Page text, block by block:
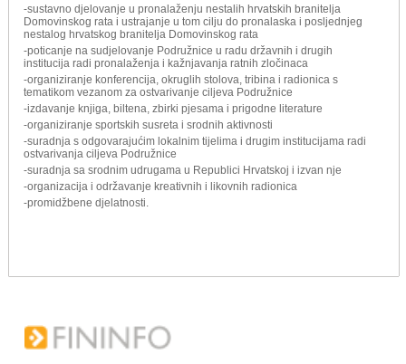
-sustavno djelovanje u pronalaženju nestalih hrvatskih branitelja
Domovinskog rata i ustrajanje u tom cilju do pronalaska i posljednjeg
nestalog hrvatskog branitelja Domovinskog rata
-poticanje na sudjelovanje Podružnice u radu državnih i drugih
institucija radi pronalaženja i kažnjavanja ratnih zločinaca
-organiziranje konferencija, okruglih stolova, tribina i radionica s
tematikom vezanom za ostvarivanje ciljeva Podružnice
-izdavanje knjiga, biltena, zbirki pjesama i prigodne literature
-organiziranje sportskih susreta i srodnih aktivnosti
-suradnja s odgovarajućim lokalnim tijelima i drugim institucijama radi
ostvarivanja ciljeva Podružnice
-suradnja sa srodnim udrugama u Republici Hrvatskoj i izvan nje
-organizacija i održavanje kreativnih i likovnih radionica
-promidžbene djelatnosti.